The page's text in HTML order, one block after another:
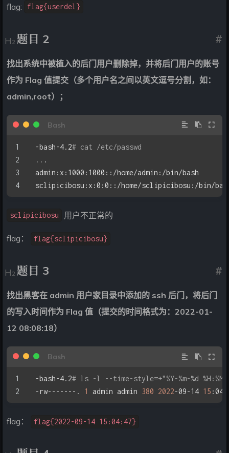
flag: flag{userdel}
#
题目 2
找出系统中被植入的后门用户删除掉，并将后门用户的账号
作为 Flag 值提交（多个用户名之间以英文逗号分割，如：
admin,root）；
-bash-4.2# cat /etc/passwd
.. .
admin:x:1000:1000::/home/admin:/bin/bash
sclipicibosu:x:0:0::/home/sclipicibosu:/bin/
sclipicibosu 用户不正常的
flag： flag{sclipicibosu}
#
题目 3
找出黑客在 admin 用户家目录中添加的 ssh 后门，将后门
的写入时间作为 Flag 值（提交的时间格式为：2022-01-
12 08:08:18）
-bash-4.2# ls -l --time-style=+"%Y-%m-%d
-rw-------. 1 admin admin 380 2022-09-14 15
flag： flag{2022-09-14 15:04:47}